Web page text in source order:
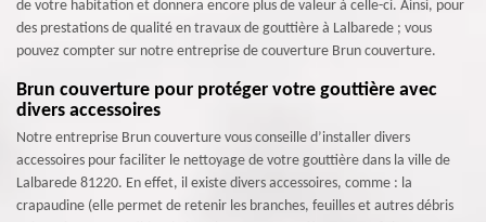
de votre habitation et donnera encore plus de valeur à celle-ci. Ainsi, pour
des prestations de qualité en travaux de gouttière à Lalbarede ; vous
pouvez compter sur notre entreprise de couverture Brun couverture.
Brun couverture pour protéger votre gouttière avec
divers accessoires
Notre entreprise Brun couverture vous conseille d’installer divers
accessoires pour faciliter le nettoyage de votre gouttière dans la ville de
Lalbarede 81220. En effet, il existe divers accessoires, comme : la
crapaudine (elle permet de retenir les branches, feuilles et autres débris